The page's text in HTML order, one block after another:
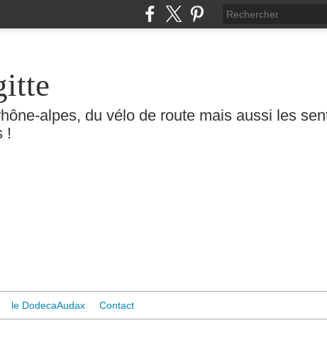
alpes, du vélo de route mais aussi les
!
le DodecaAudax Contact